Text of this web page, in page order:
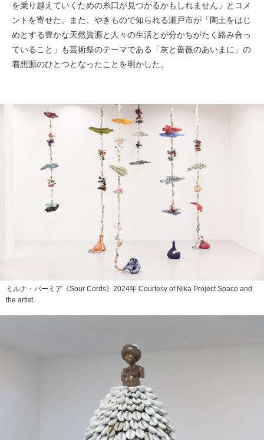
を乗り越えていくための糸口が見つかるかもしれません」とコメ
ントを寄せた。また、やきもので知られる瀬戸市が「陶土をはじ
めとする豊かな天然資源と人々の生活とが分かちがたく絡み合っ
ていること」も芸術祭のテーマである「灰と薔薇のあいまに」の
着想源のひとつとなったことを明かした。
ミルナ・バーミア《Sour Cords》2024年 Courtesy of Nika Project Space and
the artist.